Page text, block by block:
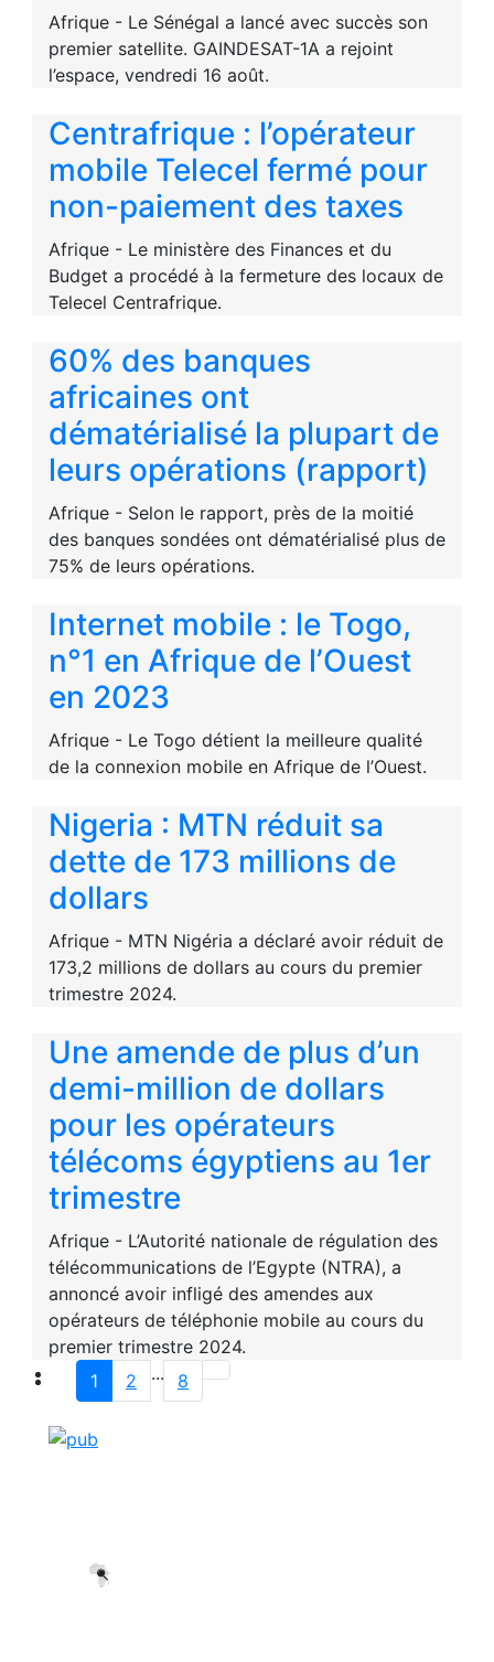
Afrique - Le Sénégal a lancé avec succès son
premier satellite. GAINDESAT-1A a rejoint
l’espace, vendredi 16 août.
Centrafrique : l’opérateur
mobile Telecel fermé pour
non-paiement des taxes
Afrique - Le ministère des Finances et du
Budget a procédé à la fermeture des locaux de
Telecel Centrafrique.
60% des banques
africaines ont
dématérialisé la plupart de
leurs opérations (rapport)
Afrique - Selon le rapport, près de la moitié
des banques sondées ont dématérialisé plus de
75% de leurs opérations.
Internet mobile : le Togo,
n°1 en Afrique de l’Ouest
en 2023
Afrique - Le Togo détient la meilleure qualité
de la connexion mobile en Afrique de l’Ouest.
Nigeria : MTN réduit sa
dette de 173 millions de
dollars
Afrique - MTN Nigéria a déclaré avoir réduit de
173,2 millions de dollars au cours du premier
trimestre 2024.
Une amende de plus d’un
demi-million de dollars
pour les opérateurs
télécoms égyptiens au 1er
trimestre
Afrique - L’Autorité nationale de régulation des
télécommunications de l’Egypte (NTRA), a
annoncé avoir infligé des amendes aux
opérateurs de téléphonie mobile au cours du
premier trimestre 2024.
1
2 ... 8